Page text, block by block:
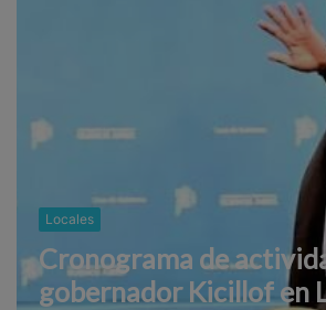
Locales
Cronograma de
gobernador Kicillof en